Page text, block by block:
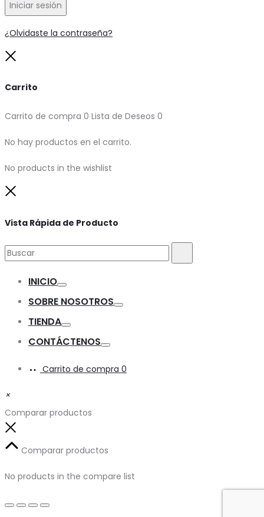
Iniciar sesión
¿Olvidaste la contraseña?
Carrito
Carrito de compra 0 Lista de Deseos 0
No hay productos en el carrito.
No products in the wishlist
Vista Rápida de Producto
Buscar:
INICIO
SOBRE NOSOTROS
TIENDA
CONTÁCTENOS
Carrito de compra 0
×
Comparar productos
Comparar productos
No products in the compare list